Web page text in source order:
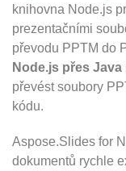
knihovna Node.js
prezentačními
převodu PPTM do
Node.js přes Java
převést soubory
kódu.
Aspose.Slides for
dokumentů rychle